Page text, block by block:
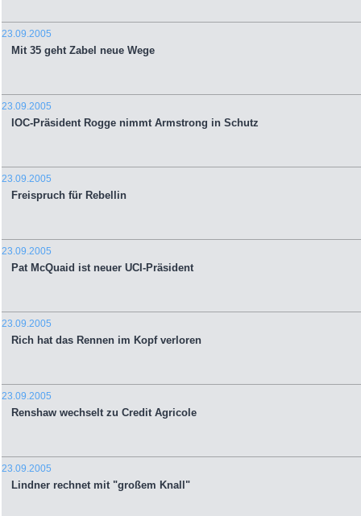
23.09.2005
Mit 35 geht Zabel neue Wege
23.09.2005
IOC-Präsident Rogge nimmt Armstrong in Schutz
23.09.2005
Freispruch für Rebellin
23.09.2005
Pat McQuaid ist neuer UCI-Präsident
23.09.2005
Rich hat das Rennen im Kopf verloren
23.09.2005
Renshaw wechselt zu Credit Agricole
23.09.2005
Lindner rechnet mit "großem Knall"